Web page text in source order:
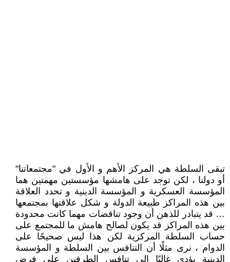
تبقى السلطة هي المركز الأهم و الأول في "مجتمعاتنا"
أو دولنا ، لكن توجد على هامشها مؤسستين مهمتين هما
المؤسسة العسكرية و المؤسسة الدينية و تحدد العلاقة
بين هذه المراكز طبيعة الدولة و شكل علاقتها بمجتمعها
… قد يتبادر للذهن أن وجود تناقضات مهما كانت محدودة
بين هذه المراكز قد يكون لصالح هامش ما للمجتمع على
حساب السلطة المركزية لكن هذا ليس صحيحًا على
الدوام ، نرى مثلًا أن التنافس بين السلطة و المؤسسة
الدينية يؤدي غالبًا إلى تنافس الطرفين على فرض